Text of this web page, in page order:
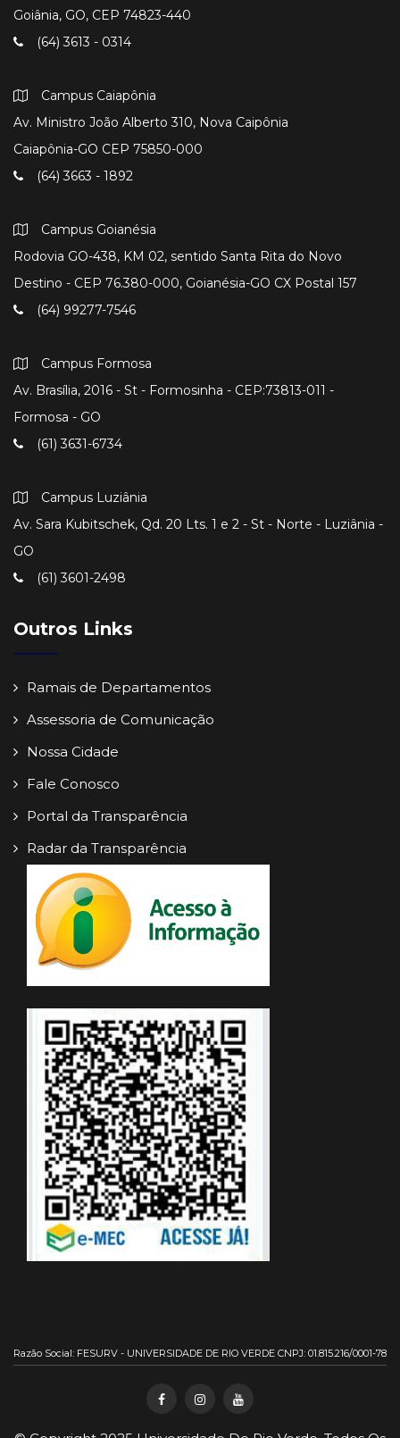
Goiânia, GO, CEP 74823-440
(64) 3613 - 0314
Campus Caiapônia
Av. Ministro João Alberto 310, Nova Caipônia
Caiapônia-GO CEP 75850-000
(64) 3663 - 1892
Campus Goianésia
Rodovia GO-438, KM 02, sentido Santa Rita do Novo
Destino - CEP 76.380-000, Goianésia-GO CX Postal 157
(64) 99277-7546
Campus Formosa
Av. Brasília, 2016 - St - Formosinha - CEP:73813-011 -
Formosa - GO
(61) 3631-6734
Campus Luziânia
Av. Sara Kubitschek, Qd. 20 Lts. 1 e 2 - St - Norte - Luziânia -
GO
(61) 3601-2498
Outros Links
Ramais de Departamentos
Assessoria de Comunicação
Nossa Cidade
Fale Conosco
Portal da Transparência
Radar da Transparência
Razão Social: FESURV - UNIVERSIDADE DE RIO VERDE CNPJ: 01.815.216/0001-78